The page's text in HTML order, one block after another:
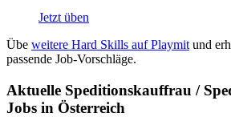
Jetzt üben
Übe weitere Hard Skills auf Playmit und
passende Job-Vorschläge.
Aktuelle Speditionskauffrau /
Jobs in Österreich